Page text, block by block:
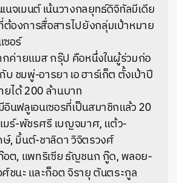
เนจเมนต์ เน้นวางกลยุทธ์ดิจิทัลมีเดีย
องการสื่อสารไปยังกลุ่มเป้าหมาย
ซอร์
กค่ายแมส กรุ๊ป คือหนึ่งในผู้ร่วมก่อ
ชมพู่-อารยา เอ ฮาร์เก็ต ตั้งเป้าปี
ได้ 200 ล้านบาท
นฟลูเอนเซอรที่เป็นสมาชิกแล้ว 20
มร์-พัชรศรี เบญจมาศ, แต้ว-
, มิ้นต์-ชาลิดา วิจิตรวงศ์
ต, แพทริเซีย ธัญชนก กู๊ด, พลอย-
ชนะ และก็อต จิรายุ ตันตระกูล